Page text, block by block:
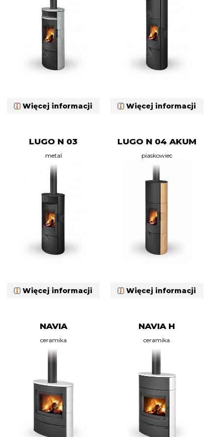
Więcej informacji Więcej informacji
LUGO N 03
metal
Więcej informacji
LUGO N 04 AKUM
piaskowiec
Więcej informacji
NAVIA
ceramika
NAVIA H
ceramika